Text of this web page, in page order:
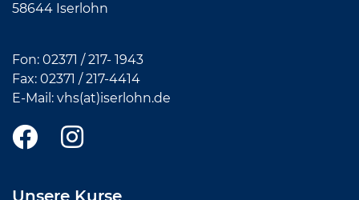
58644 Iserlohn
Fon: 02371 / 217- 1943
Fax: 02371 /217-4414
E-Mail: vhs(at)iserlohn.de
Unsere Kurse